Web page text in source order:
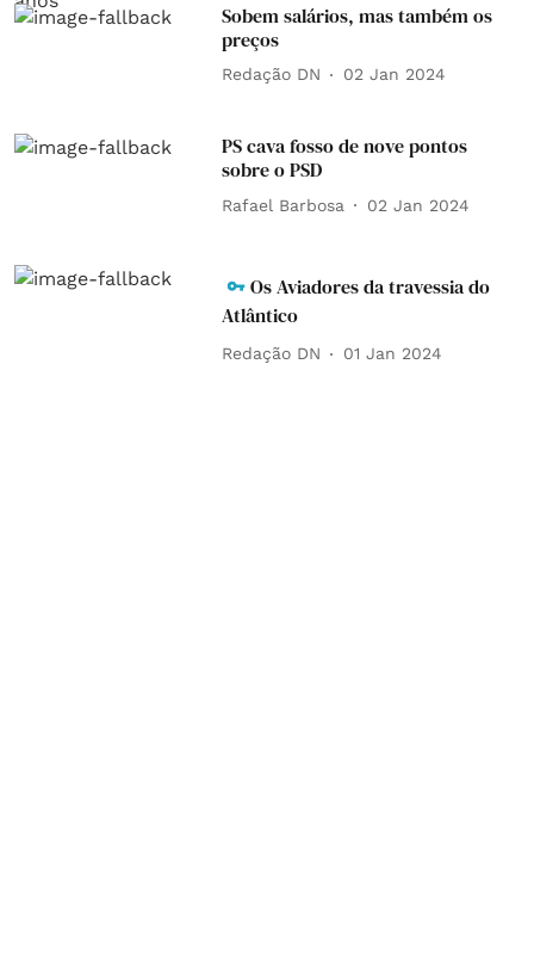
Sobem salários, mas também os
preços
Redação DN 02 Jan 2024
PS cava fosso de nove pontos
sobre o PSD
Rafael Barbosa 02 Jan 2024
Os Aviadores da travessia do
Atlântico
Redação DN 01 Jan 2024